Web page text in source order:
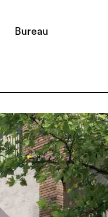
Bureau